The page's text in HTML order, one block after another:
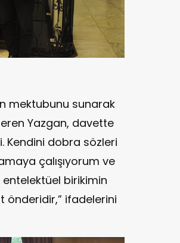
mektubunu sunarak
Yazgan, davette
Kendini dobra sözleri
çalışıyorum ve
entelektüel birikimin
önderidir,” ifadelerini